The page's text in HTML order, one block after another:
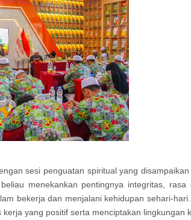
sesi penguatan spiritual yang
menekankan pentingnya integritas,
bekerja dan menjalani kehidupan sehari-
yang positif serta menciptakan lingkungan